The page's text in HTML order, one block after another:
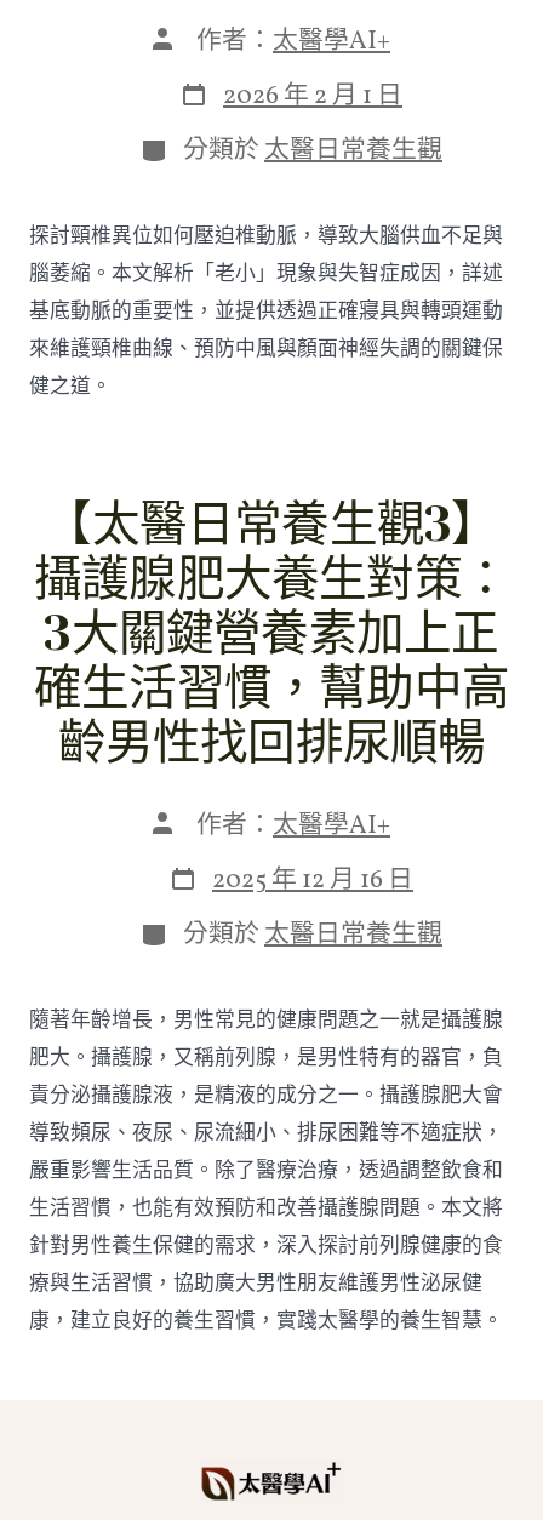
文
章
作者： 太醫學AI+
發
表
日
期
2026 年 2 月 1 日
分
類 分類於太醫日常養生觀
探討頸椎異位如何壓迫椎動脈，導致大腦供血不足與
腦萎縮。本文解析「老小」現象與失智症成因，詳述
基底動脈的重要性，並提供透過正確寢具與轉頭運動
來維護頸椎曲線、預防中風與顏面神經失調的關鍵保
健之道。
【太醫日常養生觀3】
攝護腺肥大養生對策：
3大關鍵營養素加上正
確生活習慣，幫助中高
齡男性找回排尿順暢
文
作
者
作者： 太醫學AI+
發
表
日
期
2025 年 12 月 16 日
分
類 分類於太醫日常養生觀
隨著年齡增長，男性常見的健康問題之一就是攝護腺
肥大。攝護腺，又稱前列腺，是男性特有的器官，負
責分泌攝護腺液，是精液的成分之一。攝護腺肥大會
導致頻尿、夜尿、尿流細小、排尿困難等不適症狀，
嚴重影響生活品質。除了醫療治療，透過調整飲食和
生活習慣，也能有效預防和改善攝護腺問題。本文將
針對男性養生保健的需求，深入探討前列腺健康的食
療與生活習慣，協助廣大男性朋友維護男性泌尿健
康，建立良好的養生習慣，實踐太醫學的養生智慧。